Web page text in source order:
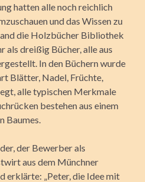
hatten alle noch reichlich
und das Wissen zu
die Holzbücher Bibliothek
als dreißig Bücher, alle aus
In den Büchern wurde
Blätter, Nadel, Früchte,
alle typischen Merkmale
bestehen aus einem
Baumes.
der Bewerber als
aus dem Münchner
erklärte: „Peter, die Idee mit